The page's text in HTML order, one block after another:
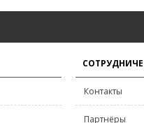
Контакты
Партнёры